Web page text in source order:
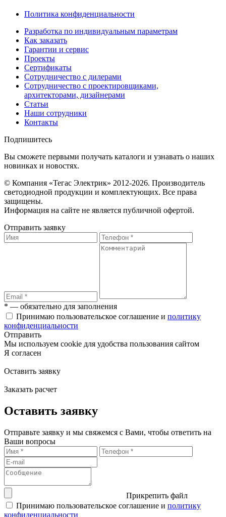
Политика конфиденциальности
Разработка по индивидуальным параметрам
Как заказать
Гарантии и сервис
Проекты
Сертификаты
Сотрудничество с дилерами
Сотрудничество с проектировщиками,
архитекторами, дизайнерами
Статьи
Наши сотрудники
Контакты
Подпишитесь
Вы сможете первыми получать каталоги и узнавать о наших
новинках и новостях.
© Компания «Тегас Электрик» 2012-2026. Производитель
светодиодной продукции и комплектующих. Все права
защищены.
Информация на сайте не является публичной офертой.
Отправить заявку
* — обязательно для заполнения
Принимаю пользовательское соглашение и политику
конфиденциальности
Отправить
Мы используем cookie для удобства пользования сайтом
Я согласен
Оставить заявку
Заказать расчет
Оставить заявку
Отправьте заявку и мы свяжемся с Вами, чтобы ответить на
Ваши вопросы
Прикрепить файл
Принимаю пользовательское соглашение и политику
конфиденциальности